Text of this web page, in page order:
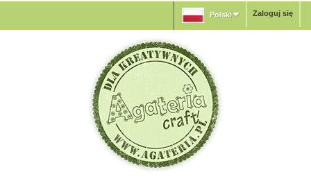
Zaloguj się
Polski